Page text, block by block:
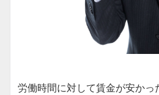
労働時間に対して賃金が安かっ